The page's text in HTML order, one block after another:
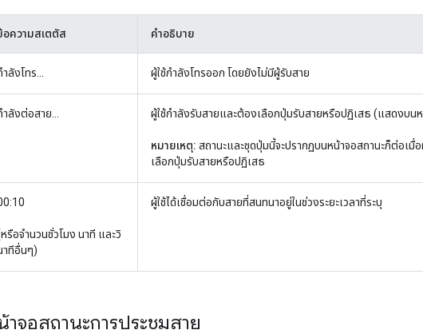
อความสเตตัส คำอธิบาย
ลังโทร... ผู้ใช้กำลังโทรออก โดยยังไม่มีผู้รับสาย
ำลังต่อสาย... ผู้ใช้กำลังรับสายและต้องเลือกปุ่มรับสายหรือปฏิเสธ (แสดงบน
หมายเหตุ: สถานะและชุดปุ่มนี้จะปรากฏบนหน้าจอสถานะก็ต่อเมื่
เลือกปุ่มรับสายหรือปฏิเสธ
รือจำนวนชั่วโมง นาที และวิ
าทีอื่นๆ)
ผู้ใช้ได้เชื่อมต่อกับสายที่สนทนาอยู่ในช่วงระยะเวลาที่ระบุ
าจอสถานะการประชุมสาย